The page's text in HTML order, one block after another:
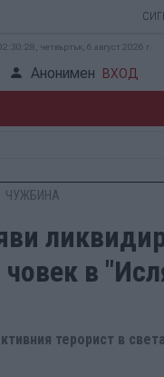
четвъртък, 6 август 2026 г.
Анонимен ВХОД
ЧУЖБИНА
човек в
терорист в